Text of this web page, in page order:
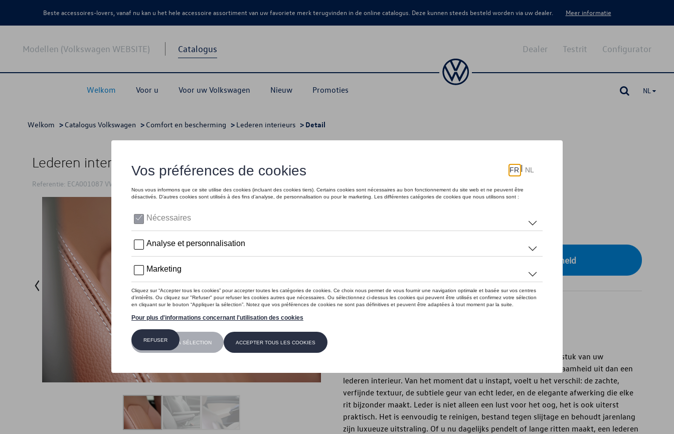
Beste accessoires-lovers, vanaf nu kan u het hele accessoire assortiment van uw favoriete merk terugvinden in de online catalogus. Deze kunnen steeds besteld worden via uw dealer. Meer informatie
Modellen (Volkswagen WEBSITE) Catalogus
Welkom Voor u Voor uw Volkswagen Nieuw Promoties
Configurator
Testrit
Dealer
NL
Welkom > Catalogus Volkswagen > Comfort en bescherming > Lederen interieurs > Detail
Lederen interieur VW Multivan 2pl
Referentie: ECA001087 VW
Dit product is momenteel niet op stock
Contacteer uw dealer voor beschikbaarheid
Introductie
Een wagen is meer dan een vervoermiddel – het is een verlengstuk van uw
persoonlijkheid. En niets straalt meer klasse, comfort en duurzaamheid uit dan een
lederen interieur. Van het moment dat u instapt, voelt u het verschil: de zachte,
verfijnde textuur, de subtiele geur van echt leder, en de elegante afwerking die elke
rit bijzonder maakt. Leder is niet alleen een lust voor het oog, het is ook uiterst
praktisch. Het is eenvoudig te reinigen, bestand tegen slijtage en behoudt jarenlang
zijn luxueuze uitstraling. Of u nu dagelijks pendelt of lange ritten maakt, een lederen